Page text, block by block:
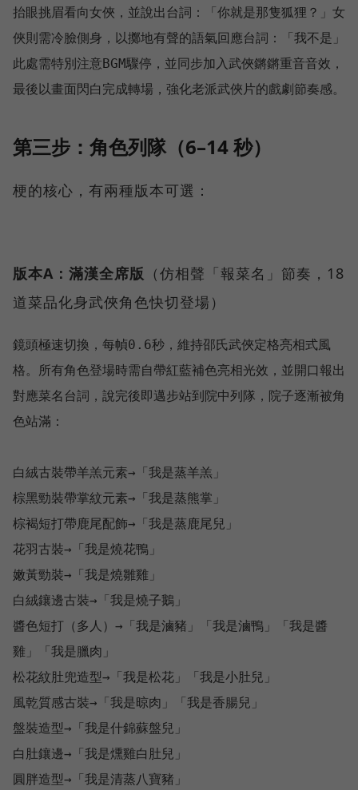
抬眼挑眉看向女俠，並說出台詞：「你就是那隻狐狸？」女
俠則需冷臉側身，以擲地有聲的語氣回應台詞：「我不是」
此處需特別注意BGM驟停，並同步加入武俠鏘鏘重音音效，
第三步：角色列隊（6–14 秒）
梗的核心，有兩種版本可選：
版本A：滿漢全席版 （仿相聲「報菜名」節奏，18
道菜品化身武俠角色快切登場）
鏡頭極速切換，每幀0.6秒，維持邵氏武俠定格亮相式風
格。所有角色登場時需自帶紅藍補色亮相光效，並開口報出
對應菜名台詞，說完後即邁步站到院中列隊，院子逐漸被角
色站滿：
白絨古裝帶羊羔元素→「我是蒸羊羔」
棕黑勁裝帶掌紋元素→「我是蒸熊掌」
棕褐短打帶鹿尾配飾→「我是蒸鹿尾兒」
花羽古裝→「我是燒花鴨」
嫩黃勁裝→「我是燒雛雞」
白絨鑲邊古裝→「我是燒子鵝」
醬色短打（多人）→「我是滷豬」「我是滷鴨」「我是醬
雞」「我是臘肉」
松花紋肚兜造型→「我是松花」「我是小肚兒」
風乾質感古裝→「我是晾肉」「我是香腸兒」
盤裝造型→「我是什錦蘇盤兒」
白肚鑲邊→「我是燻雞白肚兒」
圓胖造型→「我是清蒸八寶豬」